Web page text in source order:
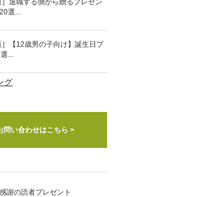
］退職する側から贈るプレゼン
選...
］【12歳男の子向け】誕生日プ
...
グ
問い合わせはこちら >
謝の読者プレゼント